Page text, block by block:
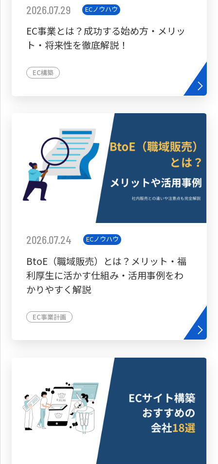
2026.07.29 ECノウハウ
EC事業とは？成功する始め方・メリッ
ト・将来性を徹底解説！
EC構築
2026.07.24 ECノウハウ
BtoE（職域販売）とは？メリット・福
利厚生に活かす仕組み・活用事例をわ
かりやすく解説
EC事業計画